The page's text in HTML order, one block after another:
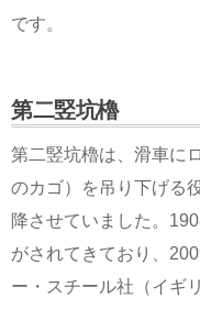
です。
第二竪坑櫓
第二竪坑櫓は、滑車に
のカゴ）を吊り下げる
降させていました。
がされてきており、
ー・スチール社（イギ